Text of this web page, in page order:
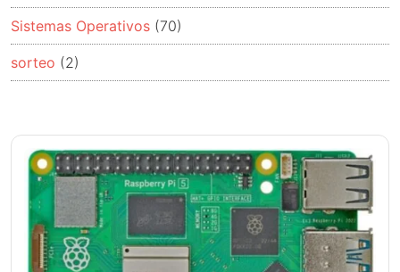
Sistemas Operativos (70)
sorteo (2)